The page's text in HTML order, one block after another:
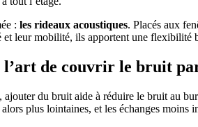
: les rideaux acoustiques. Placés aux
leur mobilité, ils apportent une flexibilité
l’art de couvrir le bruit
du bruit aide à réduire le bruit au
plus lointaines, et les échanges moins